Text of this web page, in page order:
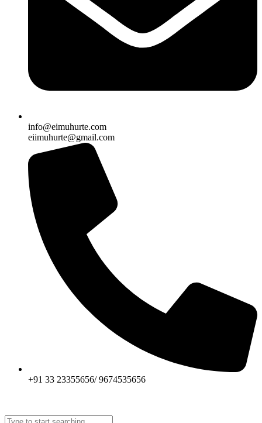
info@eimuhurte.com
eiimuhurte@gmail.com
+91 33 23355656/ 9674535656